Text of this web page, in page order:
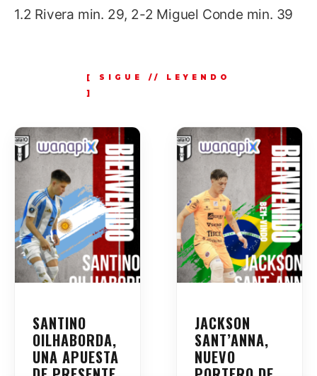
1.2 Rivera min. 29, 2-2 Miguel Conde min. 39
SANTINO
OILHABORDA,
UNA APUESTA
JACKSON
SANT’ANNA,
NUEVO